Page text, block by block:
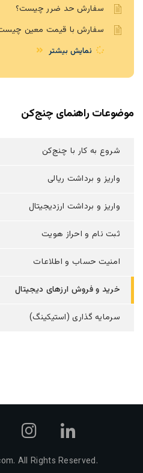
سفارش حد ضرر چیست؟
سفارش با قیمت معین
نمایش بیشتر
موضوعات راهنمای چنج‌کن
شروع به کار با چنج‌کن
واریز و برداشت ریالی
واریز و برداشت ارزدیجیتال
ثبت نام و احراز هویت
امنیت حساب و اطلاعات
خرید و فروش ارزهای دیجیتال
سرمایه گذاری (استیکینگ)
. All Rights Reserved.